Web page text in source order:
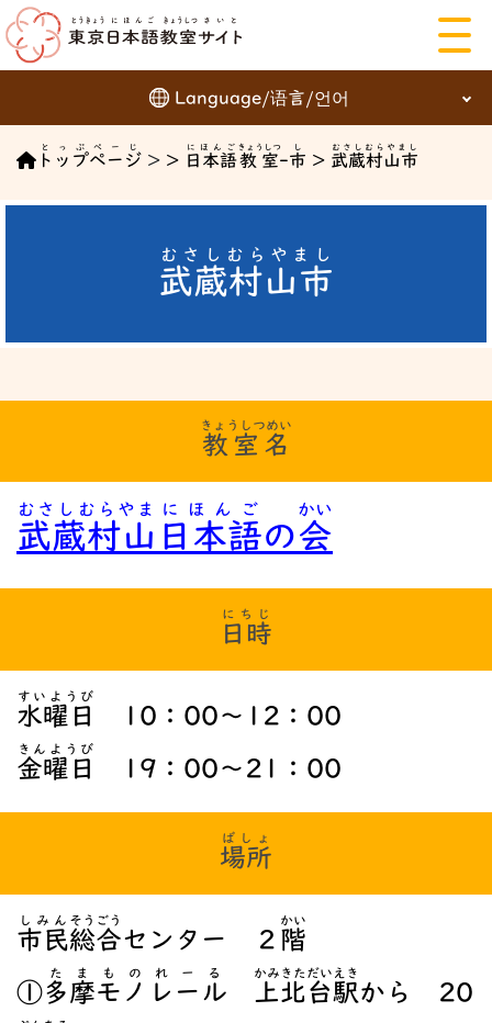
Language/语言/언어
日本語
にほんご English
한국어 ことば を えらぶ
トップページ
とっぷぺーじ
> > 日本語
にほんご
教室
きょうしつ
-市
し
> 武蔵村山市
むさしむらやまし
武蔵村山市
むさしむらやまし
教室名
きょうしつめい
武蔵村山
むさしむらやま
日本語
にほんご
の会
かい
日時
にちじ
水曜日
すいようび
10：00～12：00
金曜日
きんようび
19：00～21：00
場所
ばしょ
市民
しみん
総合
そうごう
センター ２ 階
かい
①多摩
たま
モノレール
ものれーる
上北台駅
かみきただいえき
から 20